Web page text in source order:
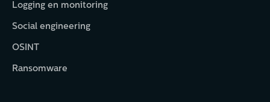
Logging en monitoring
Social engineering
OSINT
Ransomware